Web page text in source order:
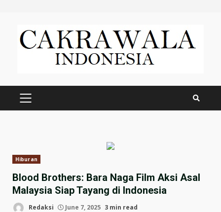
content
PRIMARY
Hiburan
Blood Brothers: Bara Naga Film Aksi Asal
Malaysia Siap Tayang di Indonesia
Redaksi June 7, 2025 3 min read